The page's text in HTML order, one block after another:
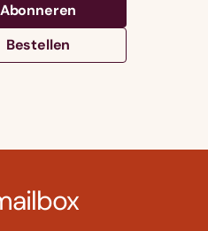
Abonneren
Bestellen